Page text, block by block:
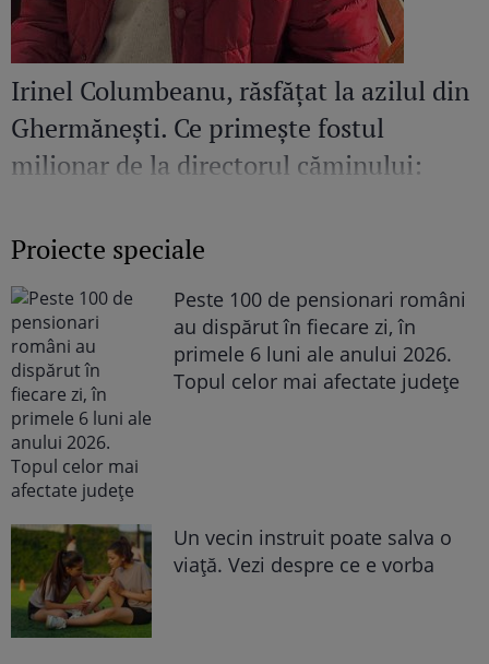
Irinel Columbeanu, răsfățat la azilul din
Ghermănești. Ce primește fostul
milionar de la directorul căminului:
Proiecte speciale
Peste 100 de pensionari români
au dispărut în fiecare zi, în
primele 6 luni ale anului 2026.
Topul celor mai afectate județe
Un vecin instruit poate salva o
viață. Vezi despre ce e vorba